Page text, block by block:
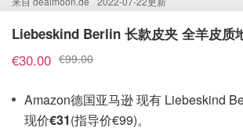
Liebeskind Berlin 长款皮夹 全羊皮质
€30.00 €99.00
Amazon德国亚马逊 现有 Liebeskind
现价€31(指导价€99)。